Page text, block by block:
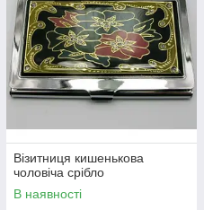
Візитниця кишенькова
чоловіча срібло
В наявності